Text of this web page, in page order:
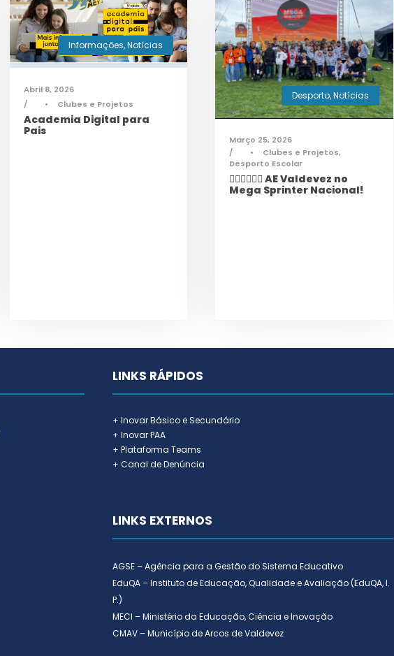
Informações, Notícias
Abril 8, 2026
•
Clubes e Projetos
Academia Digital para
Pais
Desporto,Notícias
Março 25, 2026
•
Clubes e Projetos,
Desporto Escolar
🏃‍♀️🏃‍♂️🏃‍♀️ AE Valdevez no
Mega Sprinter Nacional!
LINKS RÁPIDOS
+ Inovar Básico e Secundário
+ Inovar PAA
+ Plataforma Teams
+ Canal de Denúncia
LINKS EXTERNOS
AGSE – Agência para a Gestão do Sistema Educativo
EduQA – Instituto de Educação, Qualidade e Avaliação (EduQA, I.
P.)
MECI – Ministério da Educação, Ciência e Inovação
CMAV – Município de Arcos de Valdevez